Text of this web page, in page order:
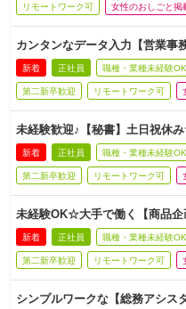
リモートワーク可 女性のおしごと掲
カンタンなデータ入力【営業
新着 正社員 職種・業種未経験OK
第二新卒歓迎 リモートワーク可
未経験歓迎♪【秘書】土日祝休
新着 正社員 職種・業種未経験OK
第二新卒歓迎 リモートワーク可
未経験OK☆大手で働く【商品
新着 正社員 職種・業種未経験OK
第二新卒歓迎 リモートワーク可
シンプルワークな【総務アシス